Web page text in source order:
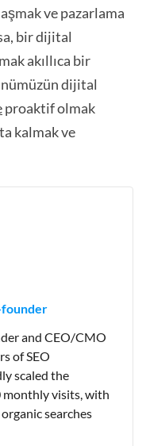
ve pazarlama
bir dijital
akıllıca bir
dijital
proaktif olmak
kalmak ve
founder
and CEO/CMO
of SEO
scaled the
monthly visits, with
searches